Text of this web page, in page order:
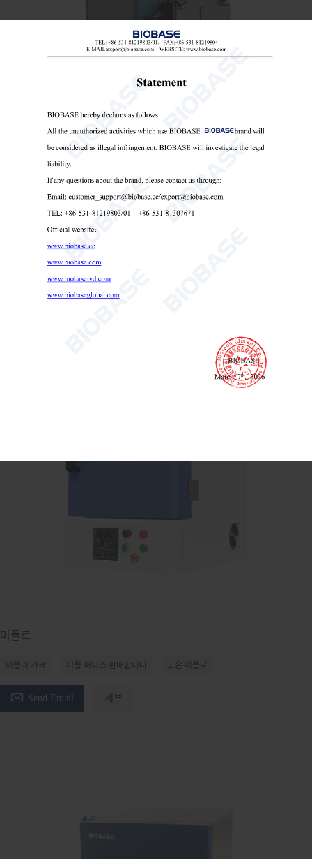
진공 분위기로 고온 진공로
Send Email 세부
머플로
머플러 가격 머플 퍼니스 판매합니다 고온 머플로
 Send Email 세부